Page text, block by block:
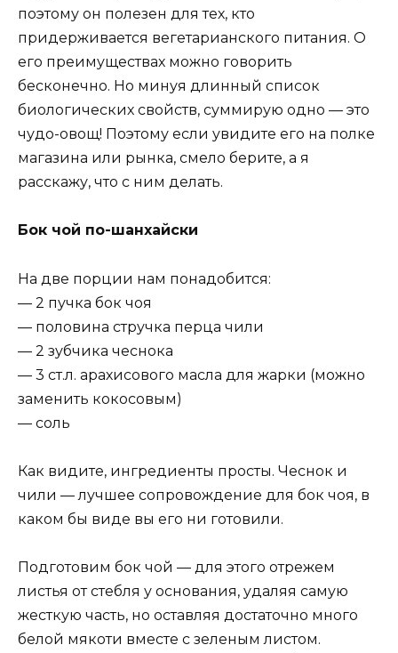
поэтому он полезен для тех, кто
придерживается вегетарианского питания. О
его преимуществах можно говорить
бесконечно. Но минуя длинный список
биологических свойств, суммирую одно — это
чудо-овощ! Поэтому если увидите его на полке
магазина или рынка, смело берите, а я
расскажу, что с ним делать.
Бок чой по-шанхайски
На две порции нам понадобится:
— 2 пучка бок чоя
— половина стручка перца чили
— 2 зубчика чеснока
— 3 ст.л. арахисового масла для жарки (можно
заменить кокосовым)
— соль
Как видите, ингредиенты просты. Чеснок и
чили — лучшее сопровождение для бок чоя, в
каком бы виде вы его ни готовили.
Подготовим бок чой — для этого отрежем
листья от стебля у основания, удаляя самую
жесткую часть, но оставляя достаточно много
белой мякоти вместе с зеленым листом.